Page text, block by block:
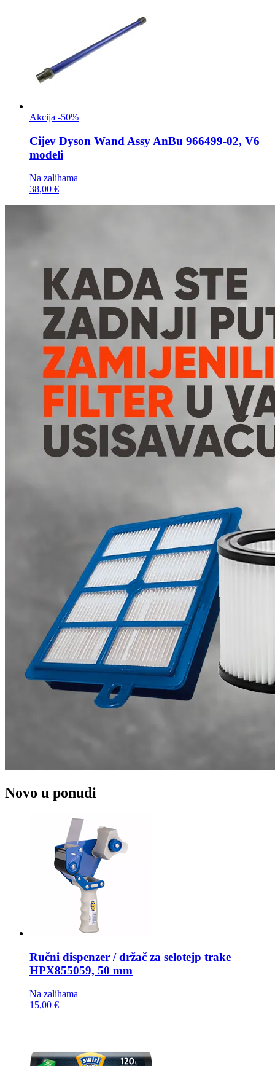
Akcija -50%
Cijev Dyson Wand Assy AnBu 966499-02, V6
modeli
Na zalihama
38,00 €
Novo u ponudi
Ručni dispenzer / držač za selotejp trake
HPX855059, 50 mm
Na zalihama
15,00 €